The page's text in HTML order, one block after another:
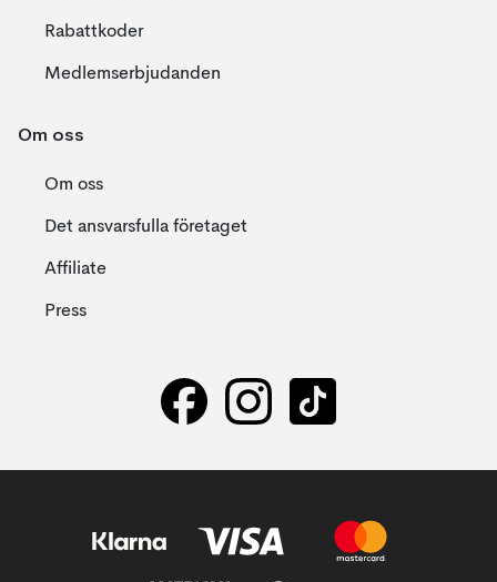
Rabattkoder
Medlemserbjudanden
Om oss
Om oss
Det ansvarsfulla företaget
Affiliate
Press